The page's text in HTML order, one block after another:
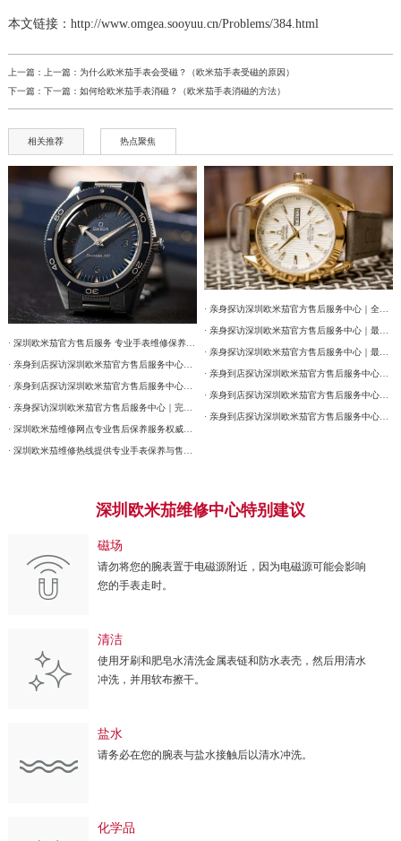
本文链接：http://www.omgea.sooyuu.cn/Problems/384.html
上一篇：上一篇： 为什么欧米茄手表会受磁？（欧米茄手表受磁的原因）
下一篇：下一篇： 如何给欧米茄手表消磁？（欧米茄手表消磁的方法）
相关推荐 热点聚焦
· 深圳欧米茄官方售后服务 专业手表维修保养权威公示（2026年7月最新）
· 亲身到店探访深圳欧米茄官方售后服务中心｜详细官方热线及维修地址（2026年7月最新）
· 亲身到店探访深圳欧米茄官方售后服务中心｜详细地址与售后服务电话（2026年7月最新）
· 深圳欧米茄维修网点专业售后保养服务权威公示（2026年7月最新）
深圳欧米茄维修中心特别建议
磁场
请勿将您的腕表置于电磁源附近，因为电磁源可能会影响
您的手表走时。
清洁
使用牙刷和肥皂水清洗金属表链和防水表壳，然后用清水
冲洗，并用软布擦干。
盐水
请务必在您的腕表与盐水接触后以清水冲洗。
化学品